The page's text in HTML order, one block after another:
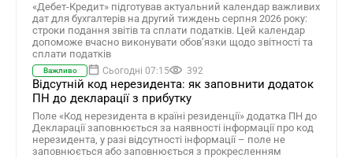
«Дебет-Кредит» підготував актуальний календар важливих
дат для бухгалтерів на другий тиждень серпня 2026 року:
строки подання звітів та сплати податків. Цей календар
допоможе вчасно виконувати обов’язки щодо звітності та
сплати податків
Важливо Сьогодні 07:15 392
Відсутній код нерезидента: як заповнити додаток
ПН до декларації з прибутку
Поле «Код нерезидента в країні резиденції» додатка ПН до
Декларації заповнюється за наявності інформації про код
нерезидента, у разі відсутності інформації – поле не
заповнюється або заповнюється з прокресленням